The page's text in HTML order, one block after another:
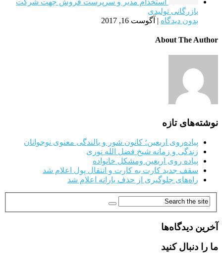
بازرگانی تولیدی
بدون دیدگاه | آگوست 16, 2017
About The Author
نوشته‌های تازه
پیاده‌روی اربعین؛ کانون شور و بالندگی معنوی نوجوانان
زندگی و زمانه شیخ فضل الله نوری
پیاده روی اربعین ومشکل خانواده
سقف جدید کارت به کارت و انتقال پول اعلام شد
راه‌های جلوگیری از حذف یارانه اعلام شد
آخرین دیدگاه‌ها
ما را دنبال کنید